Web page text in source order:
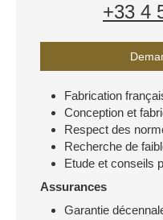
+33 4
Fabrication
Conception et
Respect des
Recherche de
Etude et conseils
Assurances
Garantie